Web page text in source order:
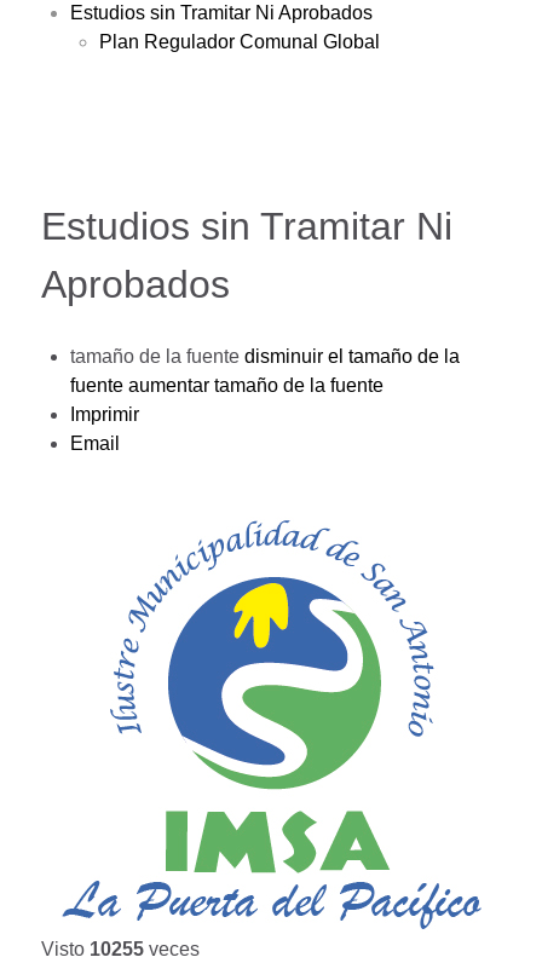
Estudios sin Tramitar Ni Aprobados
Plan Regulador Comunal Global
Estudios sin Tramitar Ni
Aprobados
tamaño de la fuente disminuir el tamaño de la
fuente aumentar tamaño de la fuente
Imprimir
Email
Visto 10255 veces